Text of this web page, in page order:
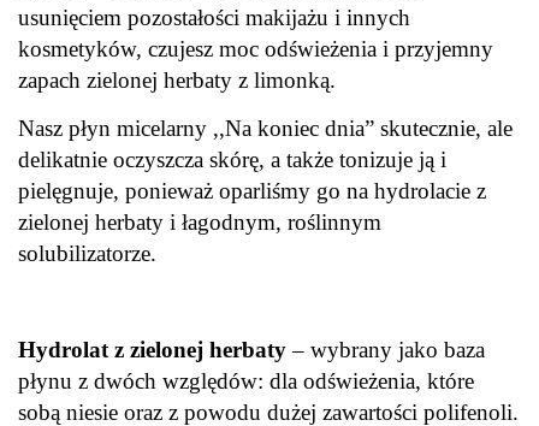
usunięciem pozostałości makijażu i innych
kosmetyków, czujesz moc odświeżenia i przyjemny
zapach zielonej herbaty z limonką.
Nasz płyn micelarny ,,Na koniec dnia” skutecznie, ale
delikatnie oczyszcza skórę, a także tonizuje ją i
pielęgnuje, ponieważ oparliśmy go na hydrolacie z
zielonej herbaty i łagodnym, roślinnym
solubilizatorze.
Hydrolat z zielonej herbaty– wybrany jako baza
płynu z dwóch względów: dla odświeżenia, które
sobą niesie oraz z powodu dużej zawartości polifenoli.